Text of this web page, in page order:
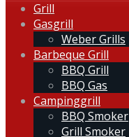
Grill
Gasgrill
Weber Grills
Barbeque Grill
BBQ Grill
BBQ Gas
Campinggrill
BBQ Smoker
Grill Smoker